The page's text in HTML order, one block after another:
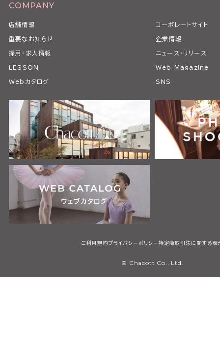
COMPANY
店舗情報 コーポレートサイト
重要なお知らせ 企業情報
採用・求人情報 ニュース・リリース
LESSON Web Magazine
Webカタログ SNS
ご利用規約プライバシーポリシー特定商取引法に関する表
© Chacott Co., Ltd.